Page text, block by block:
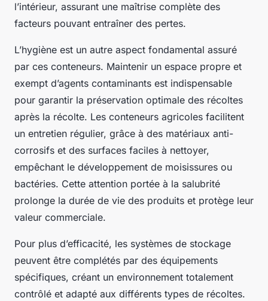
l’intérieur, assurant une maîtrise complète des
facteurs pouvant entraîner des pertes.
L’hygiène est un autre aspect fondamental assuré
par ces conteneurs. Maintenir un espace propre et
exempt d’agents contaminants est indispensable
pour garantir la préservation optimale des récoltes
après la récolte. Les conteneurs agricoles facilitent
un entretien régulier, grâce à des matériaux anti-
corrosifs et des surfaces faciles à nettoyer,
empêchant le développement de moisissures ou
bactéries. Cette attention portée à la salubrité
prolonge la durée de vie des produits et protège leur
valeur commerciale.
Pour plus d’efficacité, les systèmes de stockage
peuvent être complétés par des équipements
spécifiques, créant un environnement totalement
contrôlé et adapté aux différents types de récoltes.